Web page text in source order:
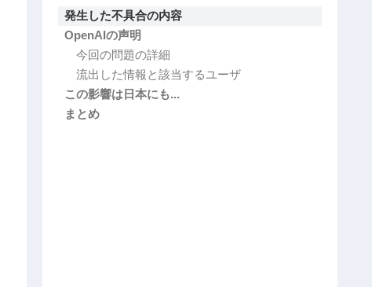
発生した不具合の内容
OpenAIの声明
今回の問題の詳細
流出した情報と該当するユーザ
この影響は日本にも...
まとめ